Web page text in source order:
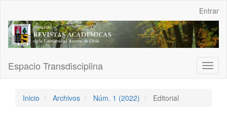
Contenido
principal
Barra
Entrar
Espacio Transdisciplina
Inicio Archivos Núm. 1 (2022) Editorial